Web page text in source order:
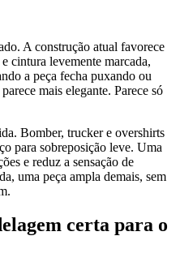
A construção atual favorece
cintura levemente marcada,
a peça fecha puxando ou
mais elegante. Parece só
Bomber, trucker e overshirts
para sobreposição leve. Uma
e reduz a sensação de
uma peça ampla demais, sem
certa para o